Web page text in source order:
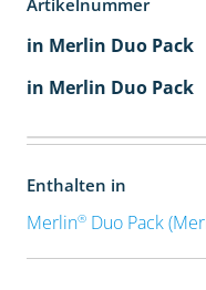
Artikelnummer
in Merlin Duo Pack
in Merlin Duo Pack
Enthalten in
Merlin®Duo Pack